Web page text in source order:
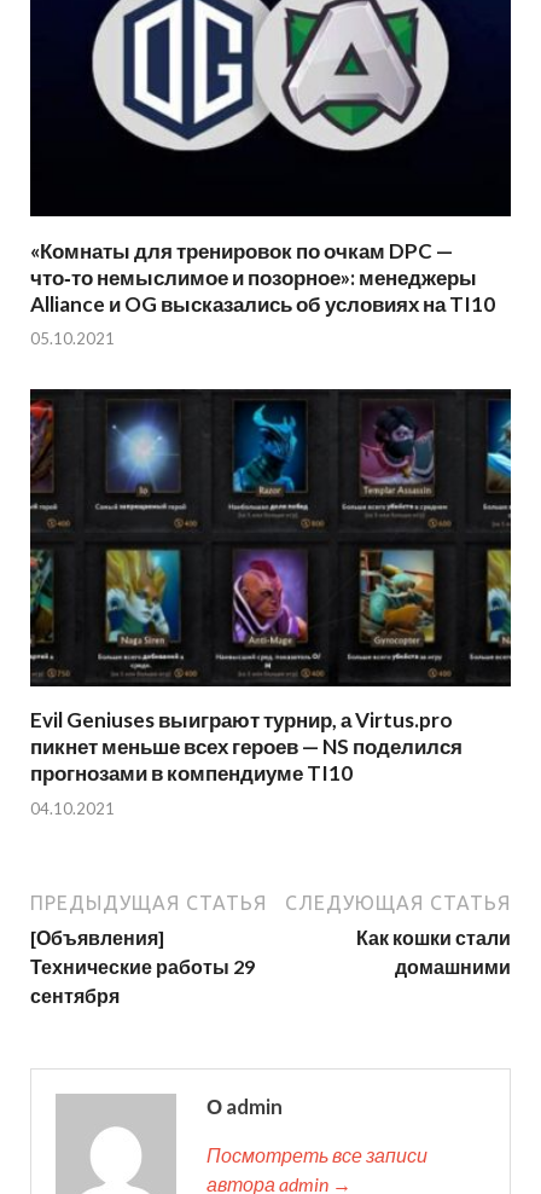
«Комнаты для тренировок по очкам DPC —
что‑то немыслимое и позорное»: менеджеры
Alliance и OG высказались об условиях на TI10
05.10.2021
Evil Geniuses выиграют турнир, а Virtus.pro
пикнет меньше всех героев — NS поделился
прогнозами в компендиуме TI10
04.10.2021
ПРЕДЫДУЩАЯ СТАТЬЯ
[Объявления]
Технические работы 29
сентября
СЛЕДУЮЩАЯ СТАТЬЯ
Как кошки стали
домашними
О admin
Посмотреть все записи
автора admin →